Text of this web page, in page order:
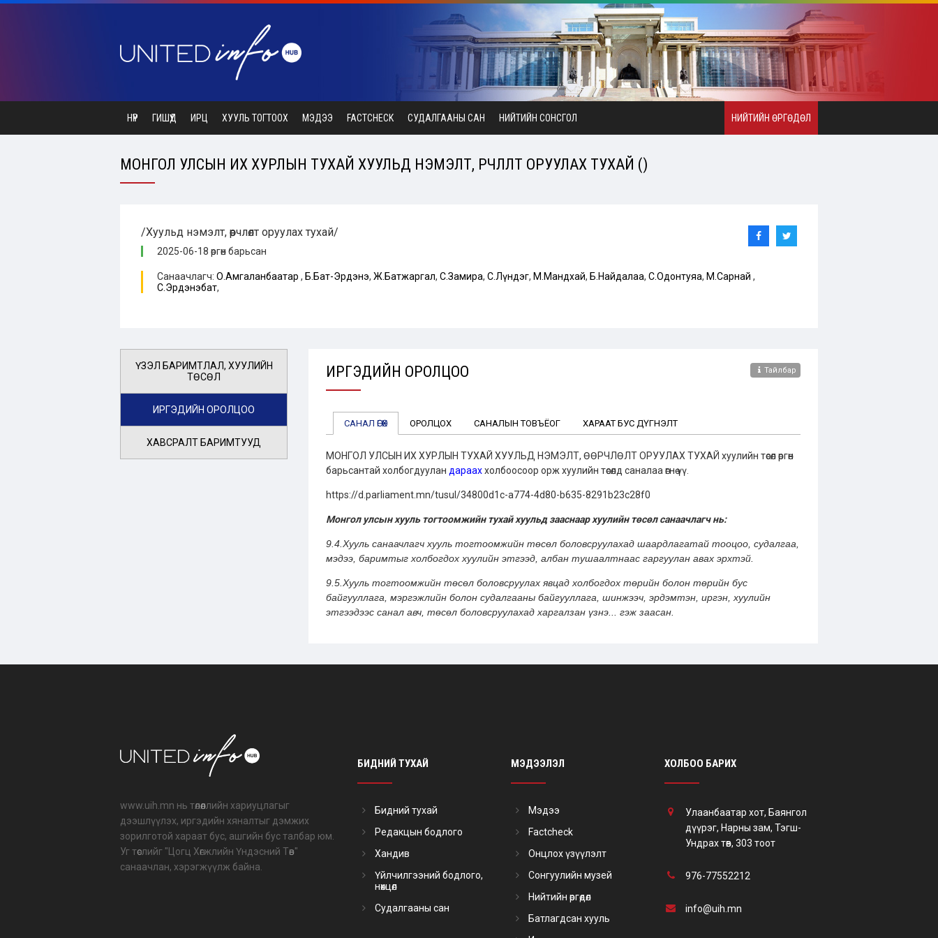
НҮҮР ГИШҮҮД ИРЦ ХУУЛЬ ТОГТООХ МЭДЭЭ FACTCHECK СУДАЛГААНЫ САН НИЙТИЙН СОНСГОЛ НИЙТИЙН ӨРГӨДӨЛ
МОНГОЛ УЛСЫН ИХ ХУРЛЫН ТУХАЙ ХУУЛЬД НЭМЭЛТ, ӨӨРЧЛӨЛТ ОРУУЛАХ ТУХАЙ ()
/Хуульд нэмэлт, өөрчлөлт оруулах тухай/
2025-06-18 өргөн барьсан
Санаачлагч: О.Амгаланбаатар , Б.Бат-Эрдэнэ, Ж.Батжаргал, С.Замира, С.Лүндэг, М.Мандхай, Б.Найдалаа, С.Одонтуяа, М.Сарнай ,
С.Эрдэнэбат,
ҮЗЭЛ БАРИМТЛАЛ, ХУУЛИЙН
ТӨСӨЛ
ИРГЭДИЙН ОРОЛЦОО
ХАВСРАЛТ БАРИМТУУД
ИРГЭДИЙН ОРОЛЦОО Тайлбар
САНАЛ ӨГӨХ ОРОЛЦОХ САНАЛЫН ТОВЪЁОГ ХАРААТ БУС ДҮГНЭЛТ
МОНГОЛ УЛСЫН ИХ ХУРЛЫН ТУХАЙ ХУУЛЬД НЭМЭЛТ, ӨӨРЧЛӨЛТ ОРУУЛАХ ТУХАЙ хуулийн төсөл өргөн
барьсантай холбогдуулан дарааххолбоосоор орж хуулийн төсөлд саналаа өгнө үү.
https://d.parliament.mn/tusul/34800d1c-a774-4d80-b635-8291b23c28f0
Монгол улсын хууль тогтоомжийн тухай хуульд зааснаар хуулийн төсөл санаачлагч нь:
9.4.Хууль санаачлагч хууль тогтоомжийн төсөл боловсруулахад шаардлагатай тооцоо, судалгаа,
мэдээ, баримтыг холбогдох хуулийн этгээд, албан тушаалтнаас гаргуулан авах эрхтэй.
9.5.Хууль тогтоомжийн төсөл боловсруулах явцад холбогдох төрийн болон төрийн бус
байгууллага, мэргэжлийн болон судалгааны байгууллага, шинжээч, эрдэмтэн, иргэн, хуулийн
этгээдээс санал авч, төсөл боловсруулахад харгалзан үзнэ... гэж заасан.
www.uih.mn нь төлөөллийн хариуцлагыг
дээшлүүлэх, иргэдийн хяналтыг дэмжих
зорилготой хараат бус, ашгийн бус талбар юм.
Уг төслийг "Цогц Хөгжлийн Үндэсний Төв"
санаачлан, хэрэгжүүлж байна.
БИДНИЙ ТУХАЙ
Бидний тухай
Редакцын бодлого
Хандив
Үйлчилгээний бодлого,
нөхцөл
Судалгааны сан
МЭДЭЭЛЭЛ
Мэдээ
Factcheck
Онцлох үзүүлэлт
Сонгуулийн музей
Нийтийн өргөдөл
Батлагдсан хууль
ХОЛБОО БАРИХ
Улаанбаатар хот, Баянгол
дүүрэг, Нарны зам, Тэгш-
Ундрах төв, 303 тоот
976-77552212
info@uih.mn